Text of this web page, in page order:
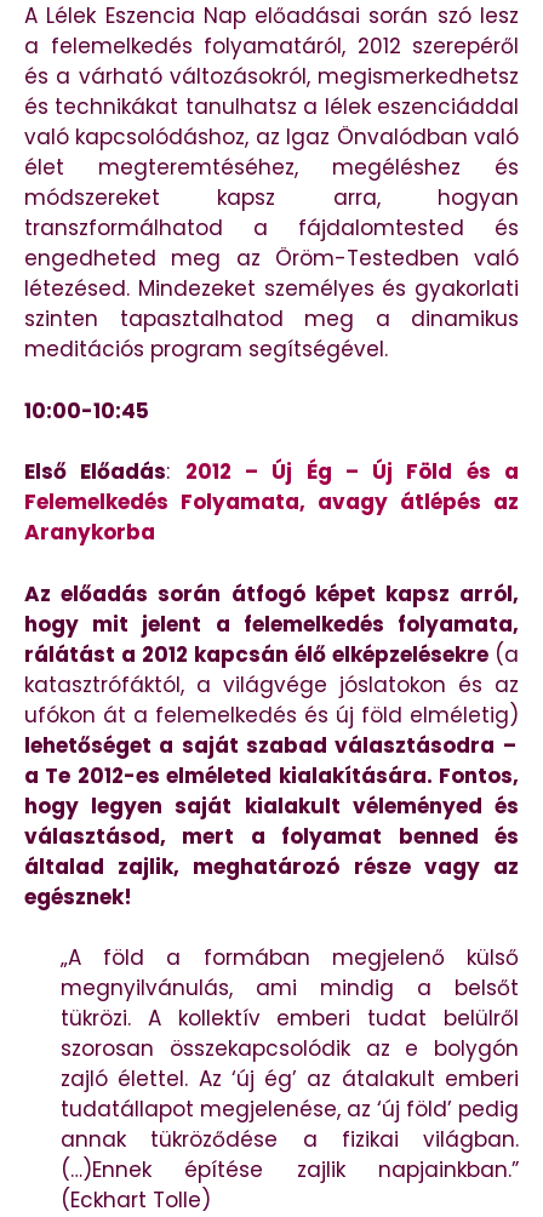
A Lélek Eszencia Nap előadásai során szó lesz
a felemelkedés folyamatáról, 2012 szerepéről
és a várható változásokról, megismerkedhetsz
és technikákat tanulhatsz a lélek eszenciáddal
való kapcsolódáshoz, az Igaz Önvalódban való
élet megteremtéséhez, megéléshez és
módszereket kapsz arra, hogyan
transzformálhatod a fájdalomtested és
engedheted meg az Öröm-Testedben való
létezésed. Mindezeket személyes és gyakorlati
szinten tapasztalhatod meg a dinamikus
meditációs program segítségével.
10:00-10:45
Első Előadás: 2012 – Új Ég – Új Föld és a
Felemelkedés Folyamata, avagy átlépés az
Aranykorba
Az előadás során átfogó képet kapsz arról,
hogy mit jelent a felemelkedés folyamata,
rálátást a 2012 kapcsán élő elképzelésekre (a
katasztrófáktól, a világvége jóslatokon és az
ufókon át a felemelkedés és új föld elméletig)
lehetőséget a saját szabad választásodra –
a Te 2012-es elméleted kialakítására. Fontos,
hogy legyen saját kialakult véleményed és
választásod, mert a folyamat benned és
általad zajlik, meghatározó része vagy az
egésznek!
„A föld a formában megjelenő külső
megnyilvánulás, ami mindig a belsőt
tükrözi. A kollektív emberi tudat belülről
szorosan összekapcsolódik az e bolygón
zajló élettel. Az ‘új ég’ az átalakult emberi
tudatállapot megjelenése, az ‘új föld’ pedig
annak tükröződése a fizikai világban.
(…)Ennek építése zajlik napjainkban.”
(Eckhart Tolle)